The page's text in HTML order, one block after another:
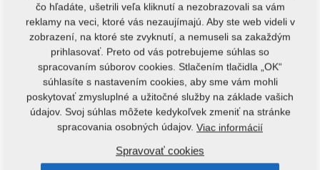
4007766
čo hľadáte, ušetrili veľa kliknutí a nezobrazovali sa vám
reklamy na veci, ktoré vás nezaujímajú. Aby ste web videli v
zobrazení, na ktoré ste zvyknutí, a nemuseli sa zakaždým
prihlasovať. Preto od vás potrebujeme súhlas so
spracovaním súborov cookies. Stlačením tlačidla „OK“
súhlasíte s nastavením cookies, aby sme vám mohli
poskytovať zmysluplné a užitočné služby na základe vašich
údajov. Svoj súhlas môžete kedykoľvek zmeniť na stránke
spracovania osobných údajov. Viac informácií
Spravovať cookies